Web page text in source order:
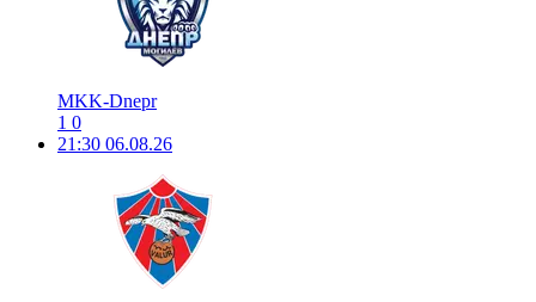
MKK-Dnepr
1 0
21:30 06.08.26